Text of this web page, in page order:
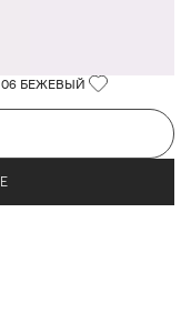
06 БЕЖЕВЫЙ